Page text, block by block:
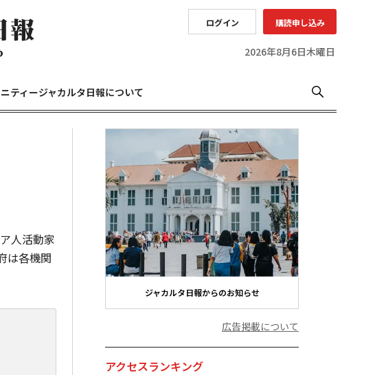
ログイン 購読申し込み
2026年8月6日木曜日
ティージャカルタ日報について
人活動家
は各機関
ジャカルタ日報からのお知らせ
広告掲載について
アクセスランキング